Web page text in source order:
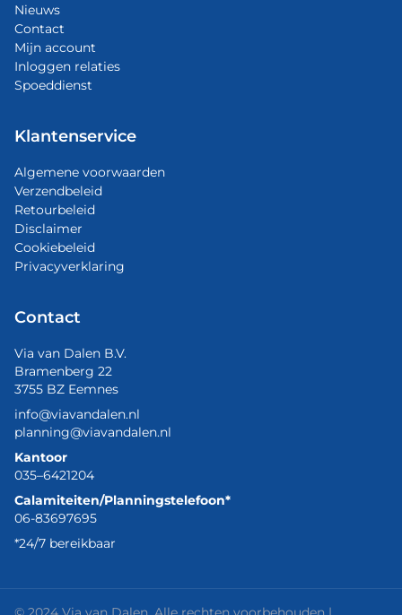
Nieuws
Contact
Mijn account
Inloggen relaties
Spoeddienst
Klantenservice
Algemene voorwaarden
Verzendbeleid
Retourbeleid
Disclaimer
Cookiebeleid
Privacyverklaring
Contact
Via van Dalen B.V.
Bramenberg 22
3755 BZ Eemnes
info@viavandalen.nl
planning@viavandalen.nl
Kantoor
035–6421204
Calamiteiten/Planningstelefoon*
06-83697695
*24/7 bereikbaar